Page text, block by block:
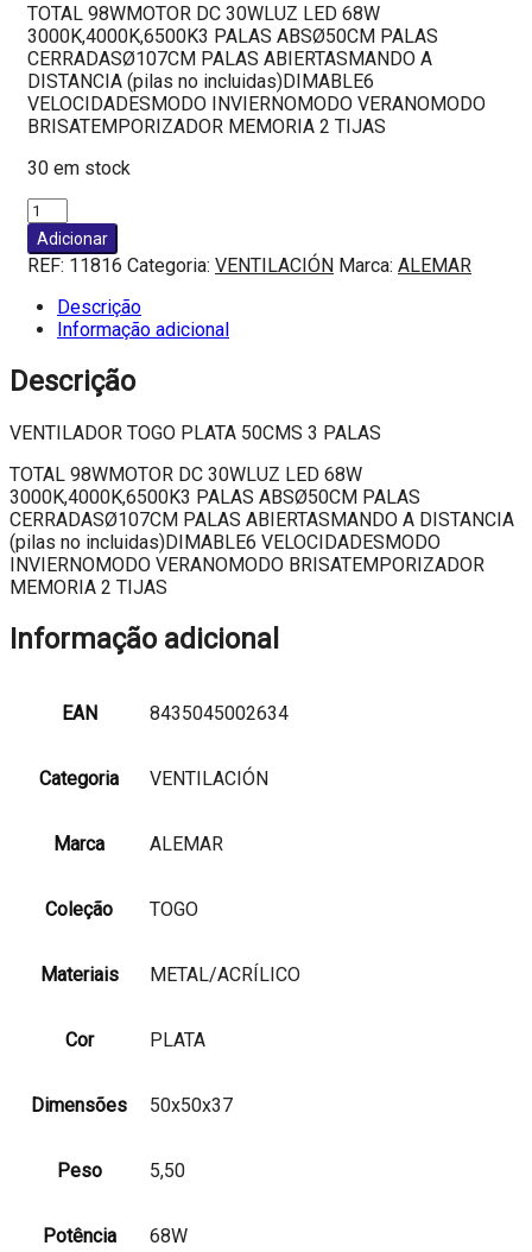
TOTAL 98WMOTOR DC 30WLUZ LED 68W
3000K,4000K,6500K3 PALAS ABSØ50CM PALAS
CERRADASØ107CM PALAS ABIERTASMANDO A
DISTANCIA (pilas no incluidas)DIMABLE6
VELOCIDADESMODO INVIERNOMODO VERANOMODO
BRISATEMPORIZADOR MEMORIA 2 TIJAS
30 em stock
Quantidade
de
VENTILADOR
TOGO
PLATA
50CMS
Adicionar
REF: 11816 Categoria: VENTILACIÓN Marca: ALEMAR
Descrição
Informação adicional
Descrição
VENTILADOR TOGO PLATA 50CMS 3 PALAS
TOTAL 98WMOTOR DC 30WLUZ LED 68W
3000K,4000K,6500K3 PALAS ABSØ50CM PALAS
CERRADASØ107CM PALAS ABIERTASMANDO A DISTANCIA
(pilas no incluidas)DIMABLE6 VELOCIDADESMODO
INVIERNOMODO VERANOMODO BRISATEMPORIZADOR
MEMORIA 2 TIJAS
Informação adicional
EAN 8435045002634
Categoria VENTILACIÓN
Marca ALEMAR
Coleção TOGO
Materiais METAL/ACRÍLICO
Cor PLATA
Dimensões 50x50x37
Peso 5,50
Potência 68W